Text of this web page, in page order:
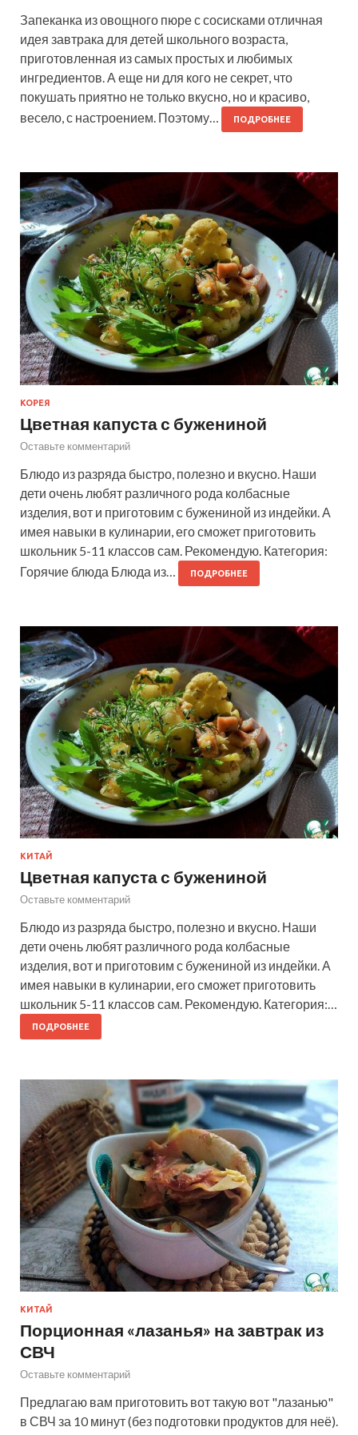
Запеканка из овощного пюре с сосисками отличная
идея завтрака для детей школьного возраста,
приготовленная из самых простых и любимых
ингредиентов. А еще ни для кого не секрет, что
покушать приятно не только вкусно, но и красиво,
весело, с настроением. Поэтому…
ПОДРОБНЕЕ
КОРЕЯ
Цветная капуста с бужениной
Оставьте комментарий
Блюдо из разряда быстро, полезно и вкусно. Наши
дети очень любят различного рода колбасные
изделия, вот и приготовим с бужениной из индейки. А
имея навыки в кулинарии, его сможет приготовить
школьник 5-11 классов сам. Рекомендую. Категория:
Горячие блюда Блюда из…
ПОДРОБНЕЕ
КИТАЙ
Цветная капуста с бужениной
Оставьте комментарий
Блюдо из разряда быстро, полезно и вкусно. Наши
дети очень любят различного рода колбасные
изделия, вот и приготовим с бужениной из индейки. А
имея навыки в кулинарии, его сможет приготовить
школьник 5-11 классов сам. Рекомендую. Категория:…
ПОДРОБНЕЕ
КИТАЙ
Порционная «лазанья» на завтрак из
СВЧ
Оставьте комментарий
Предлагаю вам приготовить вот такую вот "лазанью"
в СВЧ за 10 минут (без подготовки продуктов для неё).